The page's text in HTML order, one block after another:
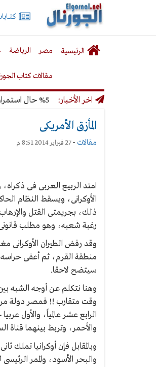
الجورنال
نت
الرئيسية مصر الرياضة
مقالات كتاب
اخر الأخبار:بنسبة 50% حال استمرار كورونا
المأزق الأمريكى
مقالات -27 فبراير 2014 8:51 م
امتد الربيع العربى فى
الأوكرانى، ويسقط النظام
ذلك، بجريمتى القتل
رغبة شعبه، وهو مطلب
وقد رفض الطيران الأوكرانى
منطقة القرم، ثم أعفى حراسه
سيتضح لاحقا.
وهنا نتكلم عن أوجه الشبه
وقت متقارب !! فمصر دولة
والأحمر، وتربط بينهما قناة
وبالمقابل فإن أوكرانيا تملك
والبحر الأسود، والممر